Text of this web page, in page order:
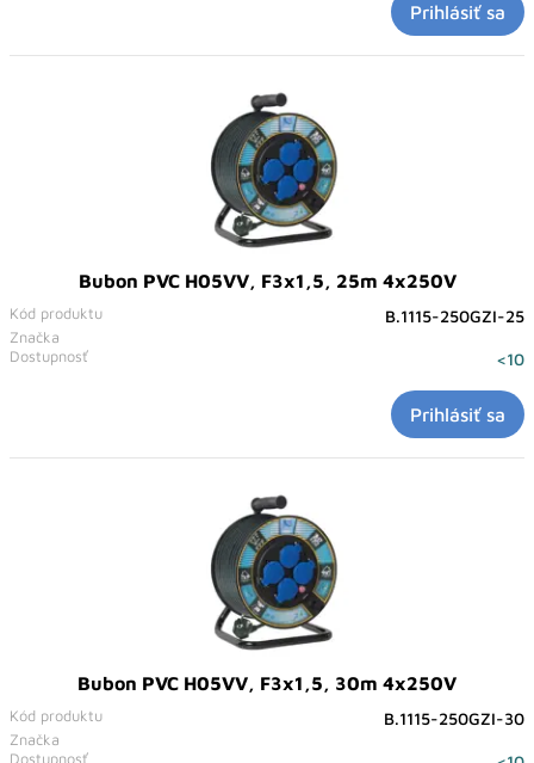
Prihlásiť sa
Bubon PVC H05VV, F3x1,5, 25m 4x250V
Značka
Kód produktu B.1115-250GZI-25
Dostupnosť <10
Prihlásiť sa
Bubon PVC H05VV, F3x1,5, 30m 4x250V
Značka
Kód produktu B.1115-250GZI-30
Dostupnosť